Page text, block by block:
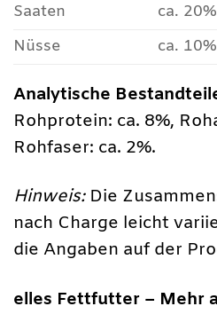
Saaten
ca. 20%
Nüsse
ca. 10%
Analytische
Rohprotein: ca. 8%,
Rohfaser: ca. 2%.
Hinweis:Die
nach Charge leicht
die Angaben auf der
elles Fettfutter – Mehr